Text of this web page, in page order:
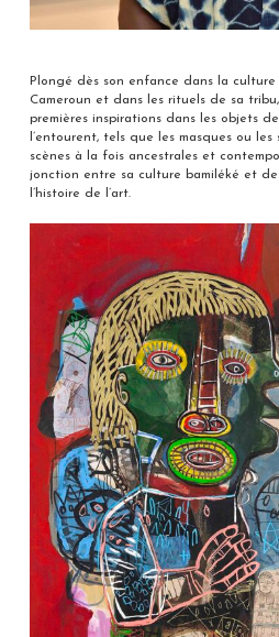
Plongé dès son enfance dans la
Cameroun et dans les rituels de sa tribu,
premières inspirations dans les objets
l’entourent, tels que les masques ou
scènes à la fois ancestrales et
jonction entre sa culture bamiléké et
l’histoire de l’art.